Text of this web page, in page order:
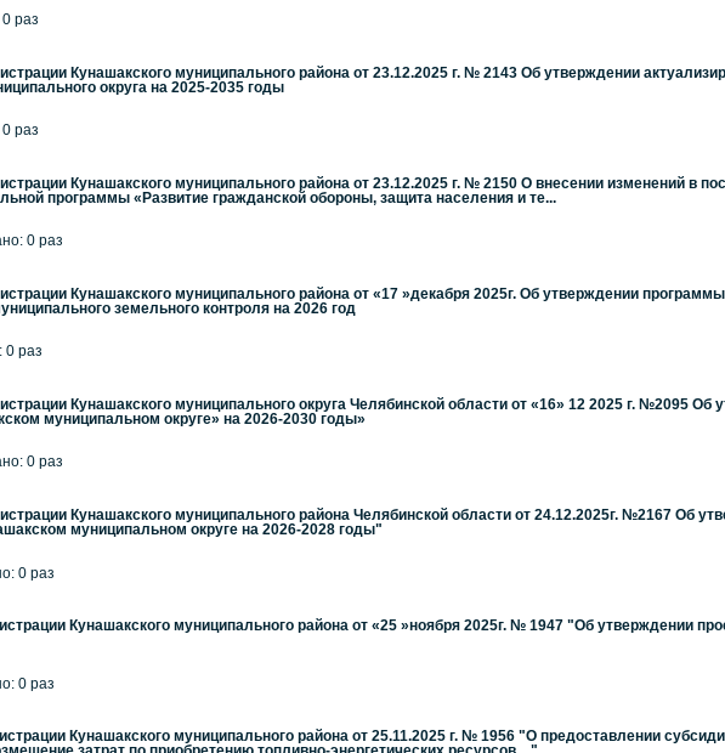
раз
Кунашакского муниципального района от 23.12.2025 г. № 2143 Об утверждении
округа на 2025-2035 годы
раз
Кунашакского муниципального района от 23.12.2025 г. № 2150 О внесении изменений в
программы «Развитие гражданской обороны, защита населения и те...
0 раз
Кунашакского муниципального района от «17 »декабря 2025г. Об утверждении
земельного контроля на 2026 год
0 раз
Кунашакского муниципального округа Челябинской области от «16» 12 2025 г. №2095
муниципальном округе» на 2026-2030 годы»
0 раз
Кунашакского муниципального района Челябинской области от 24.12.2025г. №2167 Об
муниципальном округе на 2026-2028 годы"
0 раз
Кунашакского муниципального района от «25 »ноября 2025г. № 1947 "Об утверждении
0 раз
Кунашакского муниципального района от 25.11.2025 г. № 1956 "О предоставлении